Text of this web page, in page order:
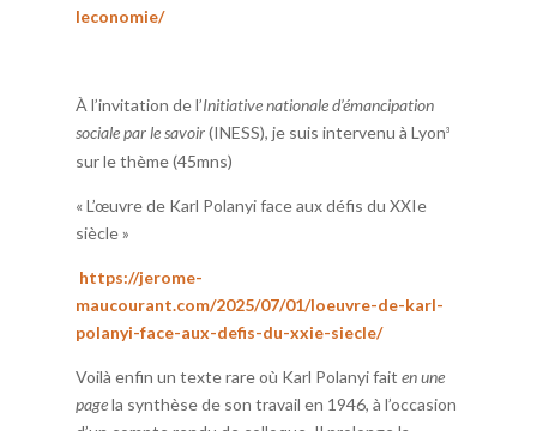
leconomie/
À l’invitation de l’Initiative nationale d’émancipation
sociale par le savoir(INESS), je suis intervenu à Lyon³
sur le thème (45mns)
« L’œuvre de Karl Polanyi face aux défis du XXIe
siècle »
https://jerome-
maucourant.com/2025/07/01/loeuvre-de-karl-
polanyi-face-aux-defis-du-xxie-siecle/
Voilà enfin un texte rare où Karl Polanyi fait en une
pagela synthèse de son travail en 1946, à l’occasion